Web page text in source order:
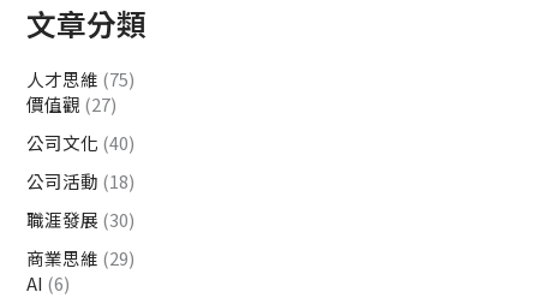
文章分類
人才思維 (75)
價值觀 (27)
公司文化 (40)
公司活動 (18)
職涯發展 (30)
商業思維 (29)
AI (6)